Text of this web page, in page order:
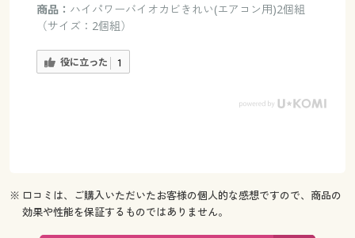
商品： ハイパワーバイオカビきれい(エアコン用)2個組
（サイズ：2個組）
役に立った 1
※ 口コミは、ご購入いただいたお客様の個人的な感想ですので、商品の
効果や性能を保証するものではありません。